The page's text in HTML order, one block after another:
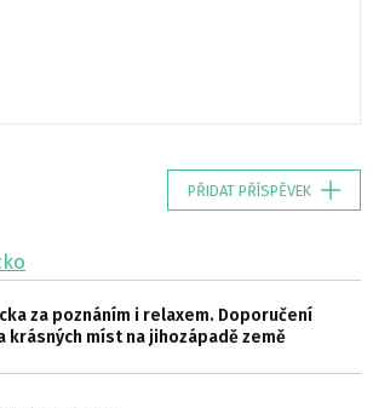
PŘIDAT PŘÍSPĚVEK
za poznáním i relaxem. Doporučení
krásných míst na jihozápadě země